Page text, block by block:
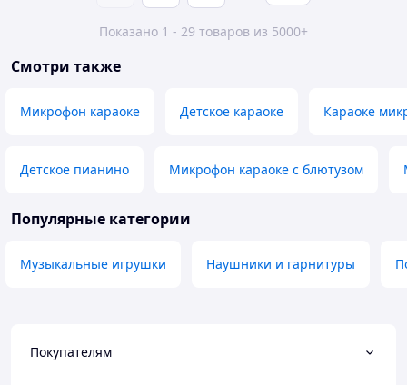
Показано 1 - 29 товаров из 5000+
Смотри также
Микрофон караоке Детское караоке Караоке
Детское пианино Микрофон караоке с блютузом
Популярные категории
Музыкальные игрушки Наушники и гарнитуры
Покупателям